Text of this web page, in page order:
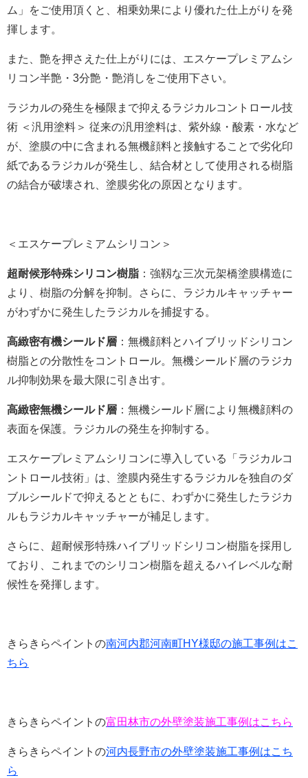
ム」をご使用頂くと、相乗効果により優れた仕上がりを発
揮します。
また、艶を押さえた仕上がりには、エスケープレミアムシ
リコン半艶・3分艶・艶消しをご使用下さい。
ラジカルの発生を極限まで抑えるラジカルコントロール技
術 ＜汎用塗料＞ 従来の汎用塗料は、紫外線・酸素・水など
が、塗膜の中に含まれる無機顔料と接触することで劣化印
紙であるラジカルが発生し、結合材として使用される樹脂
の結合が破壊され、塗膜劣化の原因となります。
＜エスケープレミアムシリコン＞
超耐候形特殊シリコン樹脂 ：強靱な三次元架橋塗膜構造に
より、樹脂の分解を抑制。さらに、ラジカルキャッチャー
がわずかに発生したラジカルを捕捉する。
高緻密有機シールド層 ：無機顔料とハイブリッドシリコン
樹脂との分散性をコントロール。無機シールド層のラジカ
ル抑制効果を最大限に引き出す。
高緻密無機シールド層 ：無機シールド層により無機顔料の
表面を保護。ラジカルの発生を抑制する。
エスケープレミアムシリコンに導入している「ラジカルコ
ントロール技術」は、塗膜内発生するラジカルを独自のダ
ブルシールドで抑えるとともに、わずかに発生したラジカ
ルもラジカルキャッチャーが補足します。
さらに、超耐候形特殊ハイブリッドシリコン樹脂を採用し
ており、これまでのシリコン樹脂を超えるハイレベルな耐
候性を発揮します。
きらきらペイントの南河内郡河南町HY様邸の施工事例はこ
ちら
きらきらペイントの富田林市の外壁塗装施工事例はこちら
きらきらペイントの河内長野市の外壁塗装施工事例はこち
ら